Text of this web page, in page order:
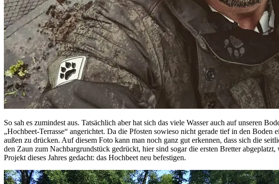
So sah es zumindest aus. Tatsächlich aber hat sich das viele Wasser auch auf unseren
„Hochbeet-Terrasse“ angerichtet. Da die Pfosten sowieso nicht gerade tief in den
außen zu drücken. Auf diesem Foto kann man noch ganz gut erkennen, dass sich die
den Zaun zum Nachbargrundstück gedrückt, hier sind sogar die ersten Bretter
Projekt dieses Jahres gedacht: das Hochbeet neu befestigen.